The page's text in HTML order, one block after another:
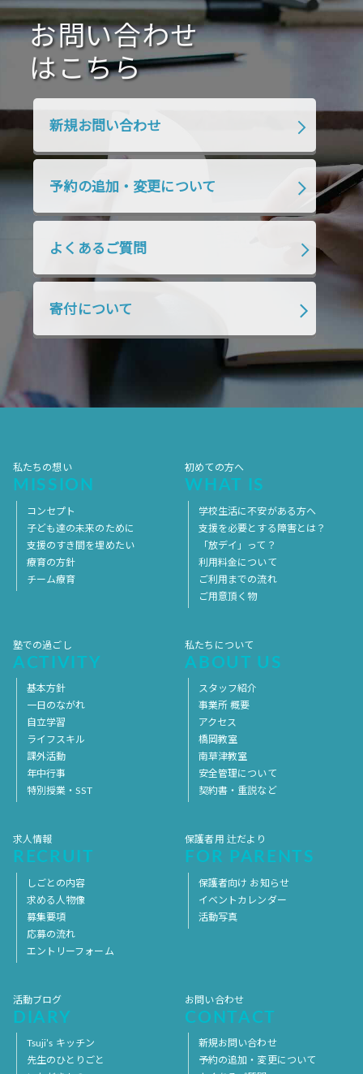
2020年7月 2020年6月 2020年5月
2020年4月 2020年3月 2020年2月
2019年9月
2019年4月
2018年7月 2018年6月
2018年4月 2018年3月 2018年2月
2018年1月 2017年12月
2017年10月 2017年9月 2017年8月
2017年5月
2017年4月
お問い合わせ
はこちら
新規お問い合わせ
予約の追加・変更について
よくあるご質問
寄付について
私たちの想い
MISSION
コンセプト
子ども達の未来のために
支援のすき間を埋めたい
療育の方針
チーム療育
初めての方へ
WHAT IS
学校生活に不安がある方へ
支援を必要とする障害とは？
「放デイ」って？
利用料金について
ご利用までの流れ
ご用意頂く物
塾での過ごし
ACTIVITY
基本方針
一日のながれ
自立学習
ライフスキル
課外活動
年中行事
特別授業・SST
私たちについて
ABOUT US
スタッフ紹介
事業所 概要
アクセス
橋岡教室
南草津教室
安全管理について
契約書・重説など
求人情報
RECRUIT
しごとの内容
求める人物像
募集要項
応募の流れ
エントリーフォーム
保護者用 辻だより
FOR PARENTS
保護者向け お知らせ
イベントカレンダー
活動写真
活動ブログ
DIARY
Tsuji’s キッチン
先生のひとりごと
お問い合わせ
CONTACT
新規お問い合わせ
予約の追加・変更について